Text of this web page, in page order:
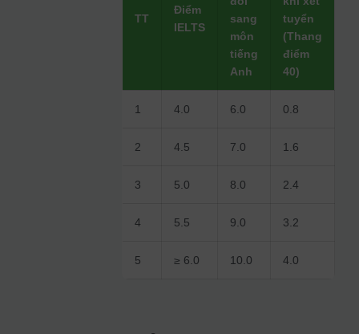
TT
Điểm
IELTS
sang
môn
tiếng
Anh
tuyển
(Thang
điểm
40)
1 4.0 6.0 0.8
2 4.5 7.0 1.6
3 5.0 8.0 2.4
4 5.5 9.0 3.2
5 ≥ 6.0 10.0 4.0